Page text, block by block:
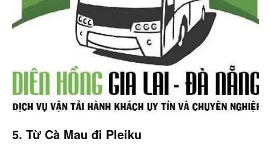
5. Từ Cà Mau đi Pleiku